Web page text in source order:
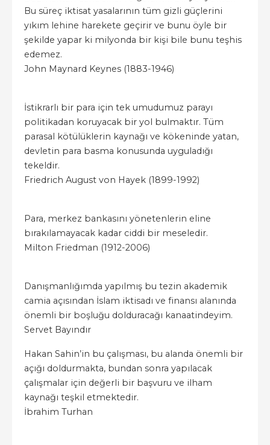
Bu süreç iktisat yasalarının tüm gizli güçlerini
yıkım lehine harekete geçirir ve bunu öyle bir
şekilde yapar ki milyonda bir kişi bile bunu teşhis
edemez.
John Maynard Keynes (1883-1946)
İstikrarlı bir para için tek umudumuz parayı
politikadan koruyacak bir yol bulmaktır. Tüm
parasal kötülüklerin kaynağı ve kökeninde yatan,
devletin para basma konusunda uyguladığı
tekeldir.
Friedrich August von Hayek (1899-1992)
Para, merkez bankasını yönetenlerin eline
bırakılamayacak kadar ciddi bir meseledir.
Milton Friedman (1912-2006)
Danışmanlığımda yapılmış bu tezin akademik
camia açısından İslam iktisadı ve finansı alanında
önemli bir boşluğu dolduracağı kanaatindeyim.
Servet Bayındır
Hakan Sahin’in bu çalışması, bu alanda önemli bir
açığı doldurmakta, bundan sonra yapılacak
çalışmalar için değerli bir başvuru ve ilham
kaynağı teşkil etmektedir.
İbrahim Turhan